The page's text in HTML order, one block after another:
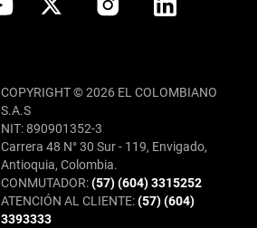
COPYRIGHT © 2026 EL COLOMBIANO
S.A.S
NIT: 890901352-3
Carrera 48 N° 30 Sur - 119, Envigado,
Antioquia, Colombia.
CONMUTADOR:(57) (604) 3315252
ATENCIÓN AL CLIENTE:(57) (604)
3393333